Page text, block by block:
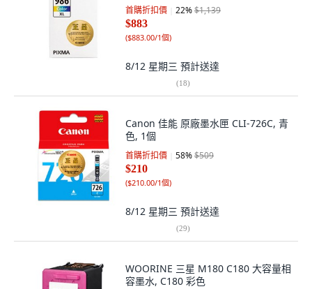
首購折扣價 22%$1,139
$883
($883.00/1個)
8/12 星期三 預計送達
(18)
Canon 佳能 原廠墨水匣 CLI-726C, 青
色, 1個
首購折扣價 58%$509
$210
($210.00/1個)
8/12 星期三 預計送達
(29)
WOORINE 三星 M180 C180 大容量相
容墨水, C180 彩色